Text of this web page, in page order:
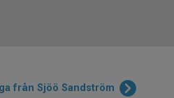
från Sjöö Sandström